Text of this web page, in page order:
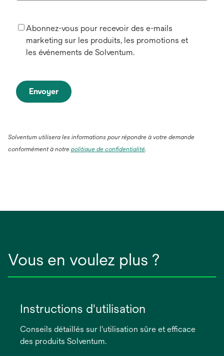
Abonnez-vous pour recevoir des e-mails
marketing sur les produits, les promotions et
les événements de Solventum.
Envoyer
Solventum utilisera les informations pour répondre à votre demande
conformément à notre politique de confidentialité.
Vous en voulez plus ?
Instructions d'utilisation
Conseils détaillés sur l'utilisation sûre et efficace
des produits Solventum.